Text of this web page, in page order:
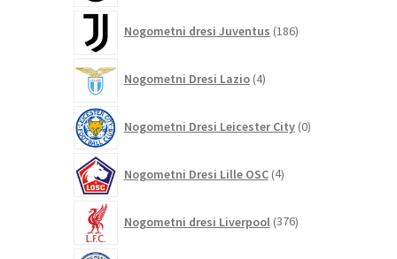
Nogometni dresi Juventus 186izdelkov
Nogometni Dresi Lazio 4izdelki
Nogometni Dresi Leicester City 0izdelkov
Nogometni Dresi Lille OSC 4izdelki
Nogometni dresi Liverpool 376izdelkov